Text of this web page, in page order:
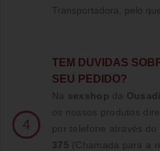
Transportadora, pelo
4
TE M DUVIDAS
SEU PEDIDO?
Na sexshop da
os nossos produtos
por telefone através do
375 (Chamada para a